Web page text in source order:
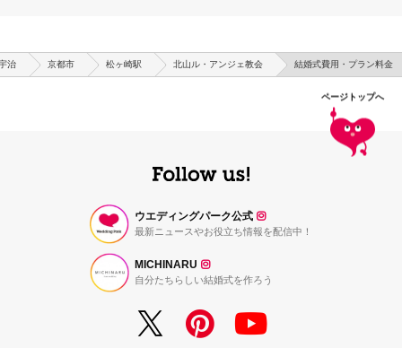
治 京都市 松ヶ崎駅 北山ル・アンジェ教会 結婚式費用・プラン料金
ページトップへ
ウエディングパーク公式
最新ニュースやお役立ち情報を配信中！
MICHINARU
自分たちらしい結婚式を作ろう